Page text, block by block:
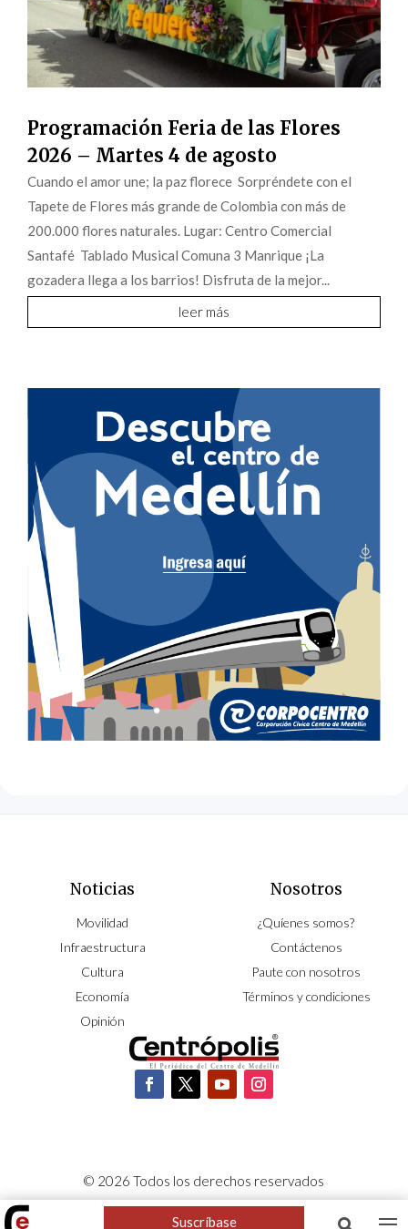
Programación Feria de las Flores
2026 – Martes 4 de agosto
Cuando el amor une; la paz florece Sorpréndete con el
Tapete de Flores más grande de Colombia con más de
200.000 flores naturales. Lugar: Centro Comercial
Santafé Tablado Musical Comuna 3 Manrique ¡La
gozadera llega a los barrios! Disfruta de la mejor...
leer más
Noticias
Movilidad
Infraestructura
Cultura
Economía
Opinión
Nosotros
¿Quíenes somos?
Contáctenos
Paute con nosotros
Términos y condiciones
© 2026 Todos los derechos reservados
CORPOCENTRO | Hecho con pasión porNeoCiclo
Suscríbase
